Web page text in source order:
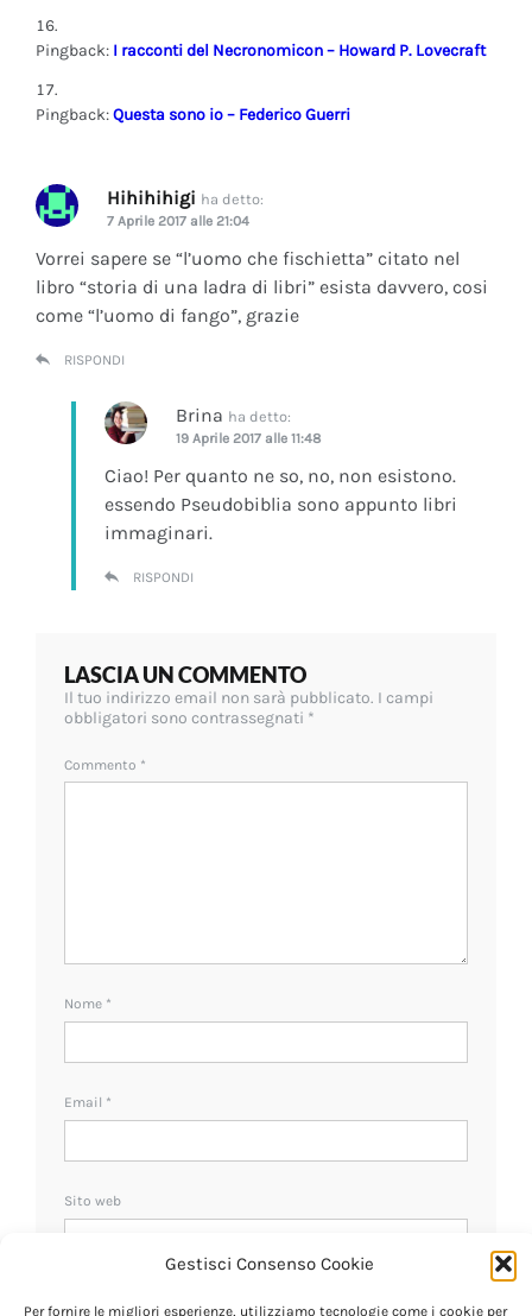
Gestisci Consenso Cookie
Per fornire le migliori esperienze, utilizziamo tecnologie come i cookie per
Pingback: I racconti del Necronomicon – Howard P. Lovecraft
Pingback:Questa sono io – Federico Guerri
Hihihihigi ha detto:
7 Aprile 2017 alle 21:04
Vorrei sapere se “l’uomo che fischietta” citato nel
libro “storia di una ladra di libri” esista davvero, cosi
come “l’uomo di fango”, grazie
RISPONDI
Brina ha detto:
19 Aprile 2017 alle 11:48
Ciao! Per quanto ne so, no, non esistono.
essendo Pseudobiblia sono appunto libri
immaginari.
RISPONDI
LASCIA UN COMMENTO
Il tuo indirizzo email non sarà pubblicato. I campi
obbligatori sono contrassegnati *
Commento *
Nome *
Email *
Sito web